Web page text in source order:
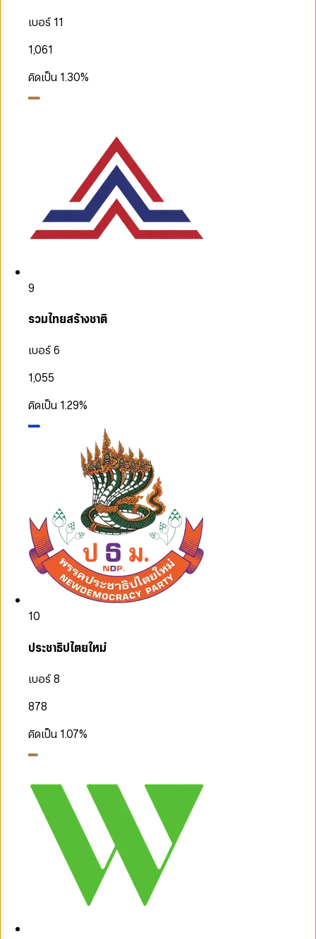
เบอร์ 11
1,061
คิดเป็น 1.30%
9
รวมไทยสร้างชาติ
เบอร์ 6
1,055
คิดเป็น 1.29%
10
ประชาธิปไตยใหม่
เบอร์ 8
878
คิดเป็น 1.07%